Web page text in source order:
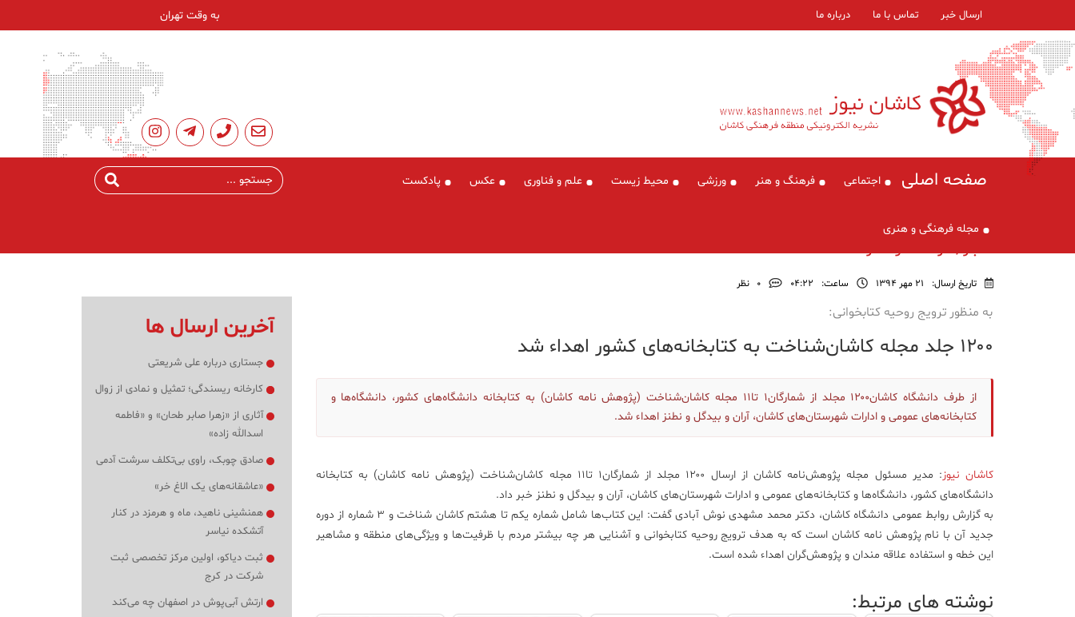
ارسال خبر تماس با ما درباره ما به وقت تهران
صفحه اصلی اجتماعی فرهنگ و هنر ورزشی محیط زیست علم و فناوری عکس پادکست
مجله فرهنگی و هنری
اخبار , فرهنگ و هنر
تاریخ ارسال: 21 مهر 1394 ساعت: ۰۴:۲۲ 0 نظر
به منظور ترویج روحیه کتابخوانی:
۱۲۰۰ جلد مجله کاشان‌شناخت به کتابخانه‌های کشور اهداء شد
از طرف دانشگاه کاشان۱۲۰۰ مجلد از شمارگان۱ تا۱۱ مجله کاشان‌شناخت (پژوهش نامه کاشان) به کتابخانه دانشگاه‌های کشور، دانشگاه‌ها و
کتابخانه‌های عمومی و ادارات شهرستان‌های کاشان، آران و بیدگل و نطنز اهداء شد.
کاشان نیوز
: مدیر مسئول مجله پژوهش‌نامه کاشان از ارسال ۱۲۰۰ مجلد از شمارگان۱ تا۱۱ مجله کاشان‌شناخت (پژوهش نامه کاشان) به کتابخانه
دانشگاه‌های کشور، دانشگاه‌ها و کتابخانه‌های عمومی و ادارات شهرستان‌های کاشان، آران و بیدگل و نطنز خبر داد.
به گزارش روابط عمومی دانشگاه کاشان، دکتر محمد مشهدی نوش آبادی گفت: این کتاب‌ها شامل شماره یکم تا هشتم کاشان شناخت و ۳ شماره از دوره
جدید آن با نام پژوهش نامه کاشان است که به هدف ترویج روحیه کتابخوانی و آشنایی هر چه بیشتر مردم با ظرفیت‌ها و ویژگی‌های منطقه و مشاهیر
این خطه و استفاده علاقه مندان و پژوهش‌گران اهداء شده است.
نوشته های مرتبط:
آخرین ارسال ها
جستاری درباره علی شریعتی
کارخانه ریسندگی؛ تمثیل و نمادی از زوال
آثاری از «زهرا صابر طحان» و «فاطمه
اسدالله زاده»
صادق چوبک، راوی بی‌تکلف سرشت آدمی
«عاشقانه‌های یک الاغ خر»
همنشینی ناهید، ماه و هرمزد در کنار
آتشکده نیاسر
ثبت دیاکو، اولین مرکز تخصصی ثبت
شرکت در کرج
ارتش آبی‌پوش در اصفهان چه می‌کند